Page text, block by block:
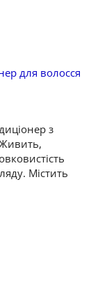
для волосся
з
Містить